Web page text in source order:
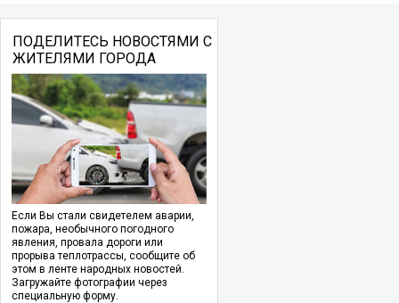
ПОДЕЛИТЕСЬ НОВОСТЯМИ С
ЖИТЕЛЯМИ ГОРОДА
Если Вы стали свидетелем аварии,
пожара, необычного погодного
явления, провала дороги или
прорыва теплотрассы, сообщите об
этом в ленте народных новостей.
Загружайте фотографии через
специальную форму.